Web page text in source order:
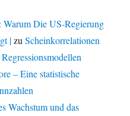
Warum Die US-Regierung
|zuScheinkorrelationen
– Eine statistische
Wachstum und das